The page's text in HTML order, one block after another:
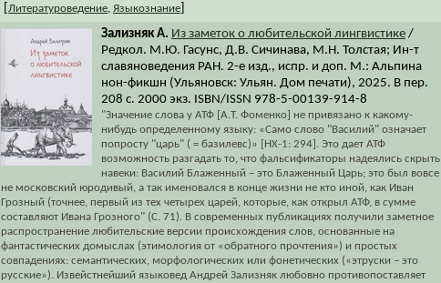
Литературоведение, Языкознание
Зализняк А. Из заметок о любительской лингвистике /
Редкол. М.Ю. Гасунс, Д.В. Сичинава, М.Н. Толстая; Ин-т
славяноведения РАН. 2-е изд., испр. и доп. М.: Альпина
нон-фикшн (Ульяновск: Ульян. Дом печати), 2025. В пер.
208 с. 2000 экз. ISBN/ISSN 978-5-00139-914-8
"Значение слова у АТФ [А.Т. Фоменко] не привязано к какому-
нибудь определенному языку: «Само слово "Василий" означает
попросту "царь" ( = базилевс)» [НХ-1: 294]. Это дает АТФ
возможность разгадать то, что фальсификаторы надеялись скрыть
навеки: Василий Блаженный – это Блаженный Царь; это был вовсе
не московский юродивый, а так именовался в конце жизни не кто иной, как Иван
Грозный (точнее, первый из тех четырех царей, которые, как открыл АТФ, в сумме
составляют Ивана Грозного" (С. 71). В современных публикациях получили заметное
распространение любительские версии происхождения слов, основанные на
фантастических домыслах (этимология от «обратного прочтения») и простых
совпадениях: семантических, морфологических или фонетических («этруски – это
русские»). Извейстнейший языковед Андрей Зализняк любовно противопоставляет